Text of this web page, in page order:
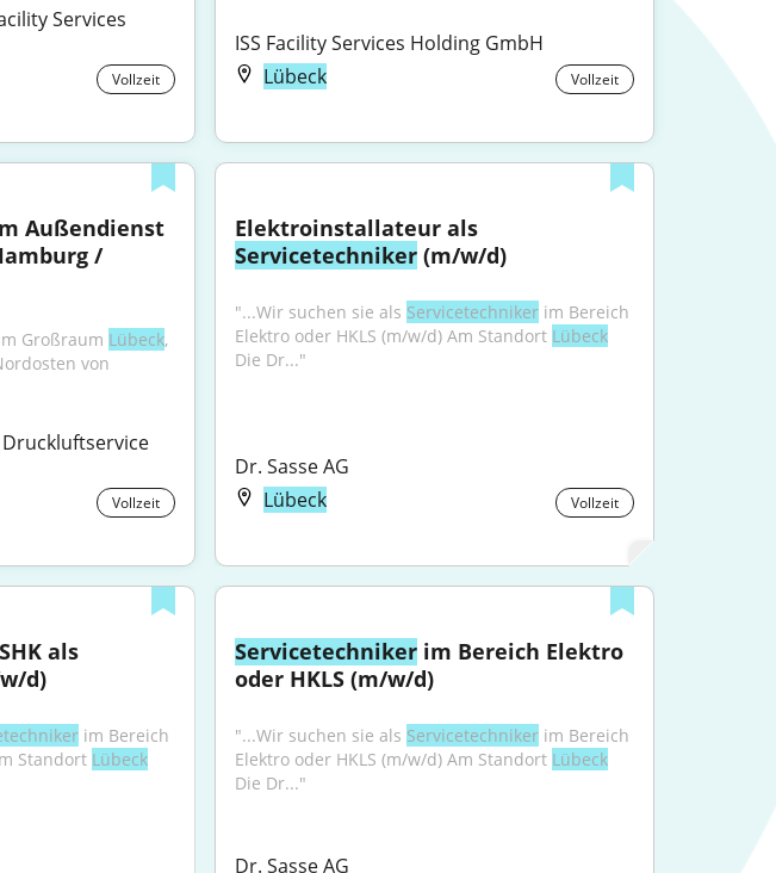
Services
Vollzeit
ISS Facility Services Holding GmbH
Lübeck
Vollzeit
Außendienst
(w/m/d), Großraum Hamburg /
Großraum Lübeck,
von
Vollzeit
Elektroinstallateur als
Servicetechniker (m/w/d)
"...Wir suchen sie als Servicetechniker im Bereich
Elektro oder HKLS (m/w/d) Am Standort Lübeck
Die Dr..."
Dr. Sasse AG
Lübeck
Vollzeit
d)
im Bereich
Standort Lübeck
Servicetechniker im Bereich Elektro
oder HKLS (m/w/d)
"...Wir suchen sie als Servicetechniker im Bereich
Elektro oder HKLS (m/w/d) Am Standort Lübeck
Die Dr..."
Dr. Sasse AG